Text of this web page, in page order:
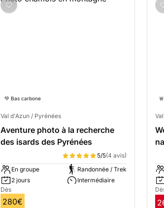
💚 Bas carbone
Val d'Azun / Pyrénées
Aventure photo à la recherche
des isards des Pyrénées
5/5(4 avis)
En groupe
2 jours
Randonnée / Trek
Intermédiaire
Dès
280€